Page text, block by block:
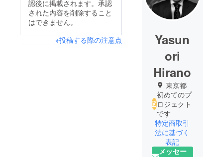
認後に掲載されます。承認
された内容を削除すること
はできません。
※投稿する際の注意点
Yasun
ori
Hirano
東京都
初めてのプ
ロジェクト
です
特定商取引
法に基づく
表記
メッセー